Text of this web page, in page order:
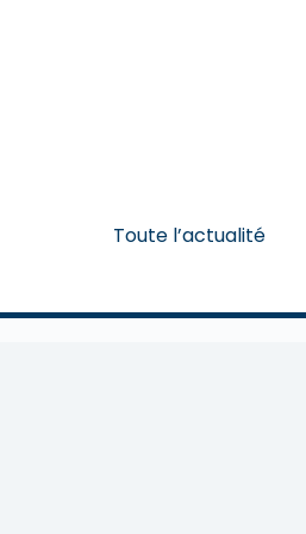
Toute l’actualité